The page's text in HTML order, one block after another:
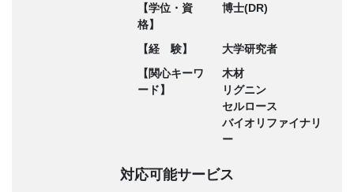
【学位・資
格】
博士(DR)
【経 験】
大学研究者
【関心キーワ
ード】
木材
リグニン
セルロース
バイオリファイナリ
ー
対応可能サービス